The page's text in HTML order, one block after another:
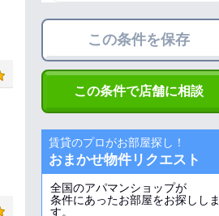
この条件を保存
この条件で店舗に相談
賃貸のプロがお部屋探し！
おまかせ物件リクエスト
全国のアパマンショップが
条件にあったお部屋をお探ししま
す。